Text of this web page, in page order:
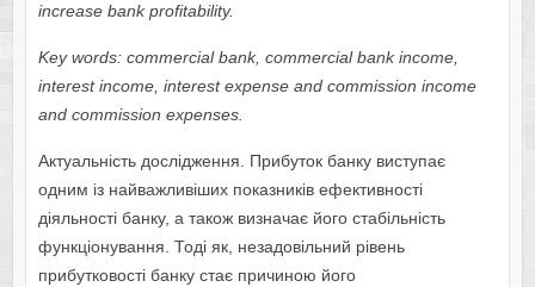
increase bank profitability.
Key words: commercial bank, commercial bank income,
interest income, interest expense and commission income
and commission expenses.
Актуальність дослідження. Прибуток банку виступає
одним із найважливіших показників ефективності
діяльності банку, а також визначає його стабільність
функціонування. Тоді як, незадовільний рівень
прибутковості банку стає причиною його